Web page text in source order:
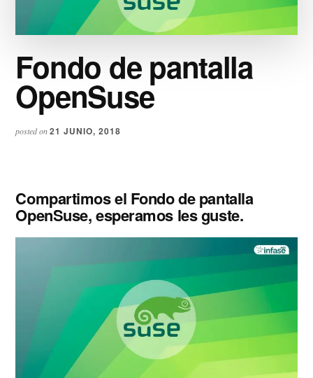
Fondo de pantalla
OpenSuse
posted on21 JUNIO, 2018
Compartimos el Fondo de pantalla
OpenSuse, esperamos les guste.